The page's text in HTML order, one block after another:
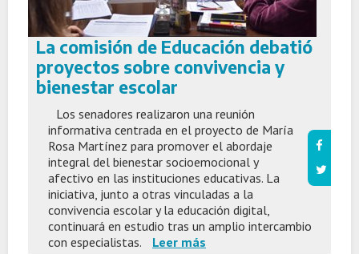
La comisión de Educación debatió
proyectos sobre convivencia y
bienestar escolar
Los senadores realizaron una reunión
informativa centrada en el proyecto de María
Rosa Martínez para promover el abordaje
integral del bienestar socioemocional y
afectivo en las instituciones educativas. La
iniciativa, junto a otras vinculadas a la
convivencia escolar y la educación digital,
continuará en estudio tras un amplio intercambio
con especialistas.
Leer más